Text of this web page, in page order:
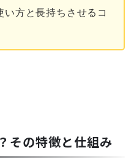
方と長持ちさせるコ
その特徴と仕組み